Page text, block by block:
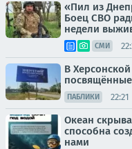
«Пил из
Боец СВО
недели
СМИ
В
ПАБЛИКИ 22:21
Океан
способна
нами